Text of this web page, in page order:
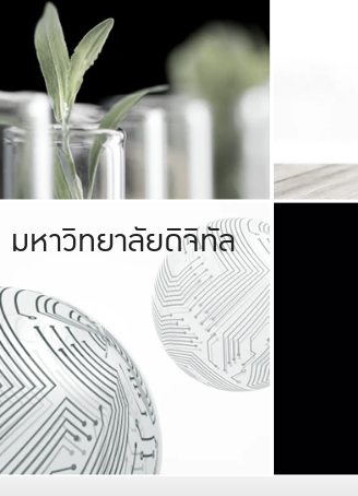
เกษตรศาสตร์ มีพื้นที่เขียวสดใส หนาแน่น
เป็นป่าในเมือง (URBAN FOREST)
เกษตรในเมือง (URBAN AGRICULTURE)
ที่นับรวมกันได้ประมาณ 1,400 ไร่
มหาวิทยาลัยรับผิดชอบต่อสังคม
ร่วมมือกับชุมชน เพื่อความกินดีอยู่ดี
และความสุขอย่างยั่งยืน
มองปัญหาในภาพกว้าง
แก้ไขจากปัญหาจุดเล็กๆ
มหาวิทยาลัยดิจิทัล